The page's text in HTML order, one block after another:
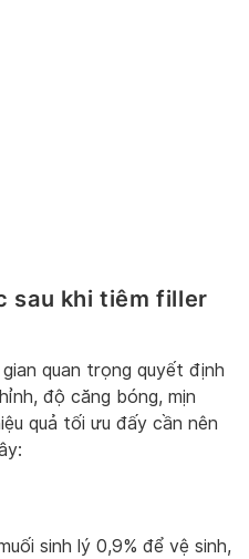
sau khi tiêm filler
quan trọng quyết định
độ căng bóng, mịn
quả tối ưu đấy cần nên
sinh lý 0,9% để vệ sinh,